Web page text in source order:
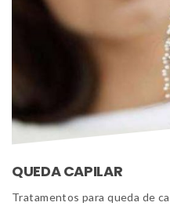
QUEDA CAPILAR
Tratamentos para queda de